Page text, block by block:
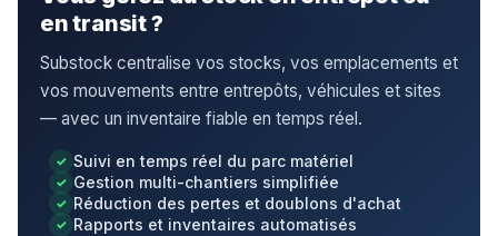
en transit ?
Substock centralise vos stocks, vos emplacements et
vos mouvements entre entrepôts, véhicules et sites
— avec un inventaire fiable en temps réel.
Suivi en temps réel du parc matériel
Gestion multi-chantiers simplifiée
Réduction des pertes et doublons d'achat
Rapports et inventaires automatisés